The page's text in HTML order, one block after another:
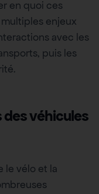
en quoi ces
enjeux
avec les
puis les
des véhicules
le vélo et la